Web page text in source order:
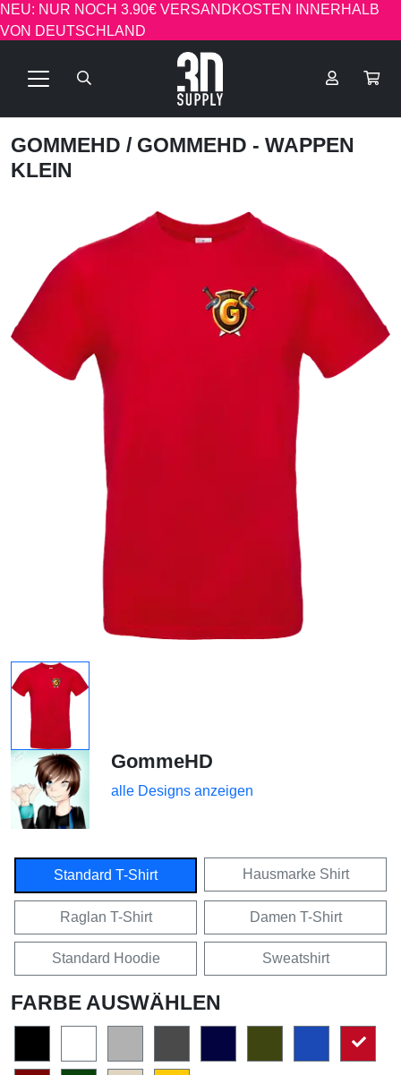
NEU: NUR NOCH 3.90€ VERSANDKOSTEN INNERHALB
VON DEUTSCHLAND
GOMMEHD / GOMMEHD - WAPPEN
KLEIN
GommeHD
alle Designs anzeigen
Standard T-Shirt Hausmarke Shirt
Raglan T-Shirt Damen T-Shirt
Standard Hoodie Sweatshirt
FARBE AUSWÄHLEN